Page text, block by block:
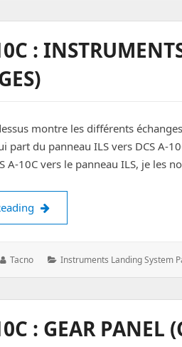
:
montre les différents
part du panneau ILS vers DCS A-
A-10C vers le panneau ILS, je les
DCS A-10C : Instruments
Author:
Tacno Categories:
Instruments Landing System
: GEAR PANEL